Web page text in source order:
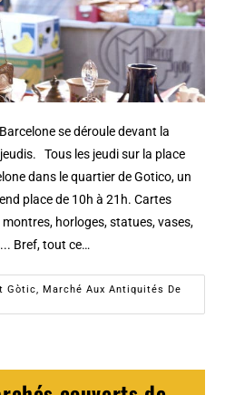
se déroule devant la
Tous les jeudi sur la place
dans le quartier de Gotico, un
place de 10h à 21h. Cartes
horloges, statues, vases,
Bref, tout ce…
Gòtic, Marché Aux Antiquités De